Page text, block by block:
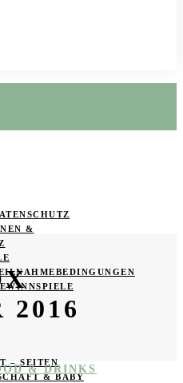
&
– SEITEN
& BABY
2016
& DRINKS